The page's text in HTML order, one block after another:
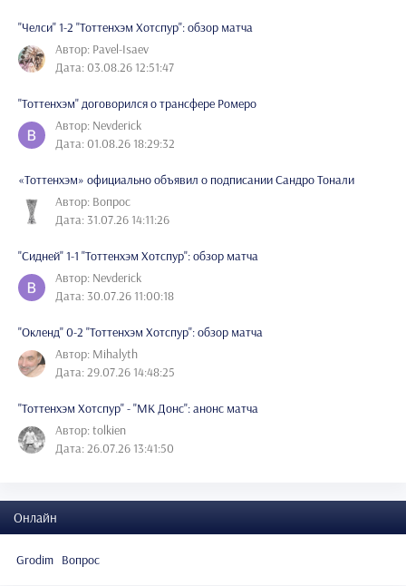
"Челси" 1-2 "Тоттенхэм Хотспур": обзор матча
Автор: Pavel-Isaev
Дата: 03.08.26 12:51:47
"Тоттенхэм" договорился о трансфере Ромеро
Автор: Nevderick
Дата: 01.08.26 18:29:32
«Тоттенхэм» официально объявил о подписании Сандро Тонали
Автор: Вопрос
Дата: 31.07.26 14:11:26
"Сидней" 1-1 "Тоттенхэм Хотспур": обзор матча
Автор: Nevderick
Дата: 30.07.26 11:00:18
"Окленд" 0-2 "Тоттенхэм Хотспур": обзор матча
Автор: Mihalyth
Дата: 29.07.26 14:48:25
"Тоттенхэм Хотспур" - "МК Донс": анонс матча
Автор: tolkien
Дата: 26.07.26 13:41:50
Онлайн
Grodim Вопрос